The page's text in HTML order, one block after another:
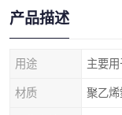
产品描述
用途
材质 聚乙